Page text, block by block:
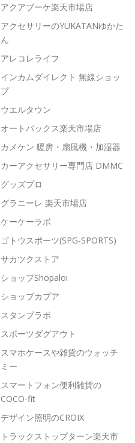
アクアブーケ楽天市場店
アクセサリーのYUKATANゆかた
ん
アレコレライフ
インカムダイレクト 無線ショッ
プ
ウエルタウン
オートバックス楽天市場店
カメケン 暖房・扇風機・加湿器
カーアクセサリー専門店 DMMC
グッズプロ
グラニーレ 楽天市場店
ケーケーラボ
ゴトウスポーツ(SPG-SPORTS)
サカツクストア
ショップShopaloi
ショップカプア
スタンプラボ
スポーツダグアウト
スマホケースや雑貨のウォッチ
ミー
スマートフォン便利雑貨の
COCO-fit
デザイン照明のCROIX
トラックストップターン楽天市